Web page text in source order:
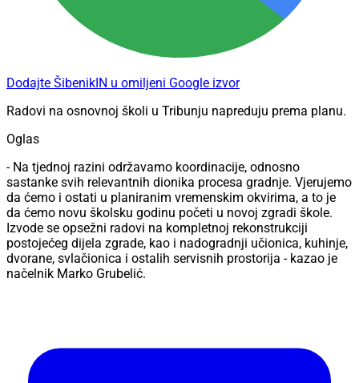
Dodajte ŠibenikIN u omiljeni Google izvor
Radovi na osnovnoj školi u Tribunju napreduju prema planu.
Oglas
- Na tjednoj razini održavamo koordinacije, odnosno
sastanke svih relevantnih dionika procesa gradnje. Vjerujemo
da ćemo i ostati u planiranim vremenskim okvirima, a to je
da ćemo novu školsku godinu početi u novoj zgradi škole.
Izvode se opsežni radovi na kompletnoj rekonstrukciji
postojećeg dijela zgrade, kao i nadogradnji učionica, kuhinje,
dvorane, svlačionica i ostalih servisnih prostorija - kazao je
načelnik Marko Grubelić.